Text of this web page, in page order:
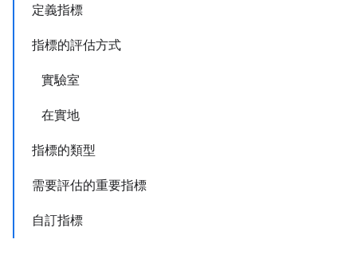
定義指標
指標的評估方式
實驗室
在實地
指標的類型
需要評估的重要指標
自訂指標